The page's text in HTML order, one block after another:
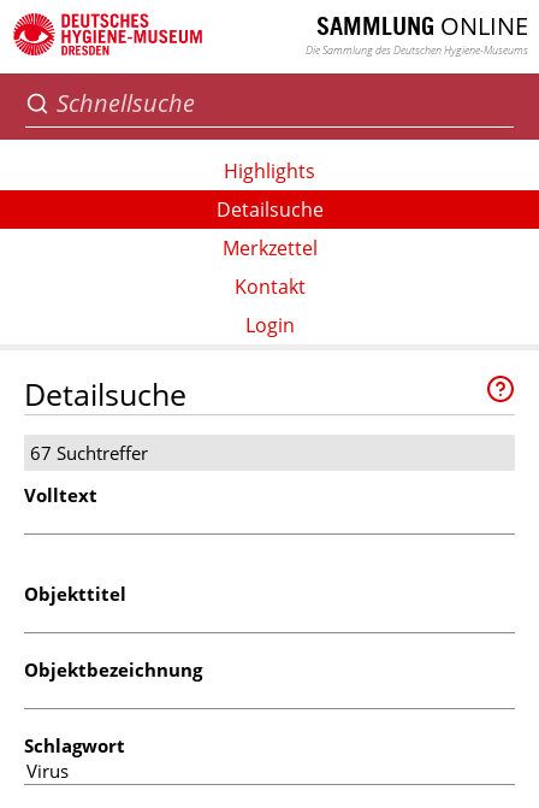
SAMMLUNG ONLINE
Die Sammlung des Deutschen Hygiene-Museums
Highlights
Detailsuche
Merkzettel
Kontakt
Login
Detailsuche
67 Suchtreffer
Volltext
Objekttitel
Objektbezeichnung
Schlagwort